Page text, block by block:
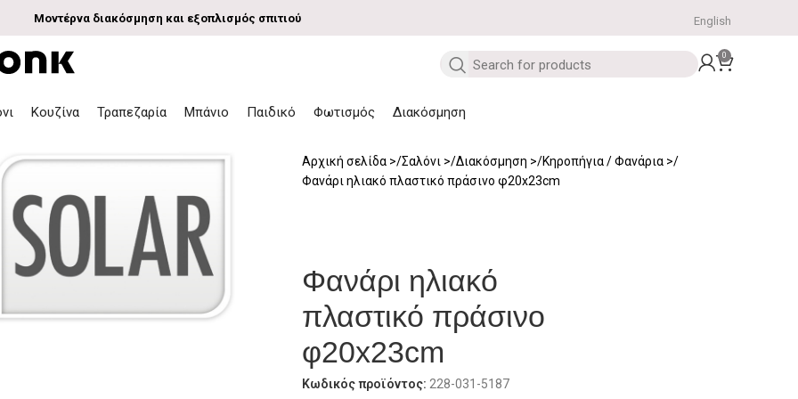
Μοντέρνα διακόσμηση και εξοπλισμός σπιτιού English
0
Κουζίνα Τραπεζαρία Μπάνιο Παιδικό Φωτισμός Διακόσμηση
Αρχική σελίδα Σαλόνι Διακόσμηση
Κηροπήγια / Φανάρια
Φανάρι ηλιακό πλαστικό πράσινο φ20x23cm
Φανάρι ηλιακό
πλαστικό πράσινο
φ20x23cm
Κωδικός προϊόντος: 228-031-5187